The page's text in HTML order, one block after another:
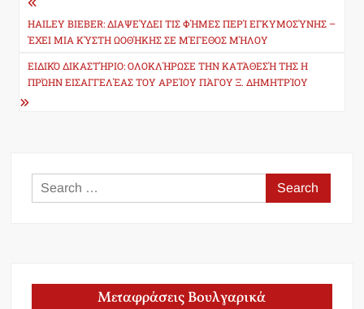
navigation
HAILEY BIEBER: ΔΙΑΨΕΎΔΕΙ ΤΙΣ ΦΉΜΕΣ ΠΕΡΊ ΕΓΚΥΜΟΣΎΝΗΣ –
ΈΧΕΙ ΜΙΑ ΚΎΣΤΗ ΩΟΘΉΚΗΣ ΣΕ ΜΈΓΕΘΟΣ ΜΉΛΟΥ
ΕΙΔΙΚΌ ΔΙΚΑΣΤΉΡΙΟ: ΟΛΟΚΛΉΡΩΣΕ ΤΗΝ ΚΑΤΆΘΕΣΉ ΤΗΣ Η
ΠΡΏΗΝ ΕΙΣΑΓΓΕΛΈΑΣ ΤΟΥ ΑΡΕΊΟΥ ΠΆΓΟΥ Ξ. ΔΗΜΗΤΡΊΟΥ
Search
for:
Μεταφράσεις Βουλγαρικά